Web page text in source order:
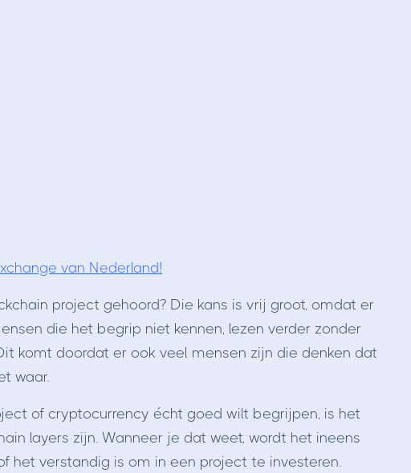
van Nederland!
project gehoord? Die kans is vrij groot, omdat er
die het begrip niet kennen, lezen verder zonder
komt doordat er ook veel mensen zijn die denken dat
waar.
of cryptocurrency écht goed wilt begrijpen, is het
layers zijn. Wanneer je dat weet, wordt het ineens
het verstandig is om in een project te investeren.